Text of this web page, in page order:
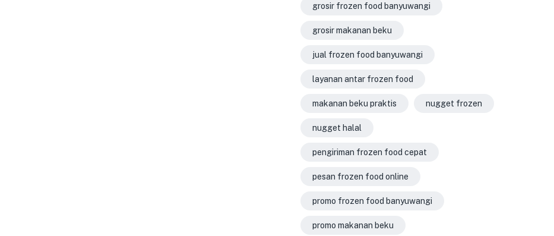
grosir frozen food banyuwangi
grosir makanan beku
jual frozen food banyuwangi
layanan antar frozen food
makanan beku praktis nugget frozen
nugget halal
pengiriman frozen food cepat
pesan frozen food online
promo frozen food banyuwangi
promo makanan beku